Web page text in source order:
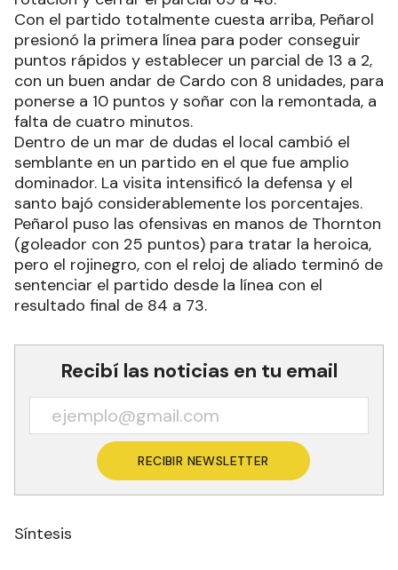
Con el partido totalmente cuesta arriba, Peñarol
presionó la primera línea para poder conseguir
puntos rápidos y establecer un parcial de 13 a 2,
con un buen andar de Cardo con 8 unidades, para
ponerse a 10 puntos y soñar con la remontada, a
falta de cuatro minutos.
Dentro de un mar de dudas el local cambió el
semblante en un partido en el que fue amplio
dominador. La visita intensificó la defensa y el
santo bajó considerablemente los porcentajes.
Peñarol puso las ofensivas en manos de Thornton
(goleador con 25 puntos) para tratar la heroica,
pero el rojinegro, con el reloj de aliado terminó de
sentenciar el partido desde la línea con el
resultado final de 84 a 73.
Recibí las noticias en tu email
RECIBIR NEWSLETTER
Síntesis